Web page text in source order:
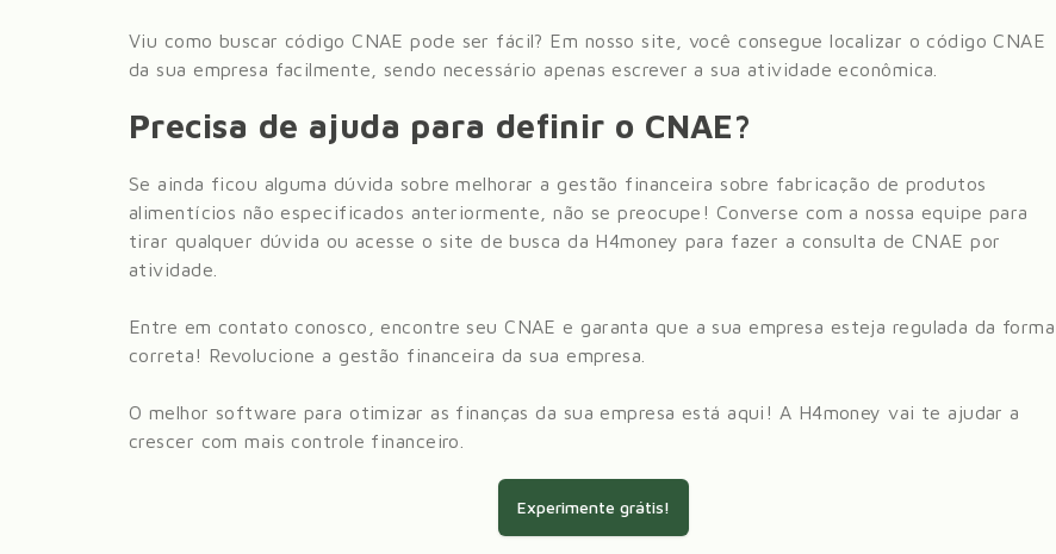
Viu como buscar código CNAE pode ser fácil? Em nosso site, você consegue localizar o código CNAE
da sua empresa facilmente, sendo necessário apenas escrever a sua atividade econômica.
Precisa de ajuda para definir o CNAE?
Se ainda ficou alguma dúvida sobre melhorar a gestão financeira sobre fabricação de produtos
alimentícios não especificados anteriormente , não se preocupe! Converse com a nossa equipe para
tirar qualquer dúvida ou acesse o site de busca da H4money para fazer a consulta de CNAE por
atividade.
Entre em contato conosco, encontre seu CNAE e garanta que a sua empresa esteja regulada da forma
correta! Revolucione a gestão financeira da sua empresa.
O melhor software para otimizar as finanças da sua empresa está aqui! A H4money vai te ajudar a
crescer com mais controle financeiro.
Experimente grátis!